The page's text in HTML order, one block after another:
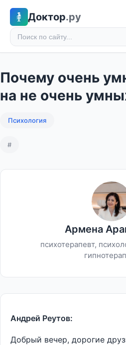
Доктор.ру
Почему очень
на не очень
Психология
#
Армена
психотерапевт,
Андрей Реутов:
Добрый вечер, дорогие